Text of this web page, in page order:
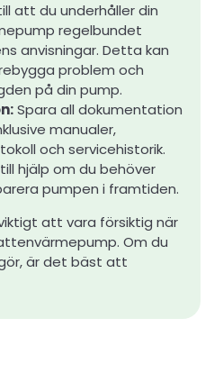
att du underhåller din
regelbundet
anvisningar. Detta kan
problem och
på din pump.
Spara all dokumentation
manualer,
och servicehistorik.
hjälp om du behöver
pumpen i framtiden.
att vara försiktig när
Om du
är det bäst att